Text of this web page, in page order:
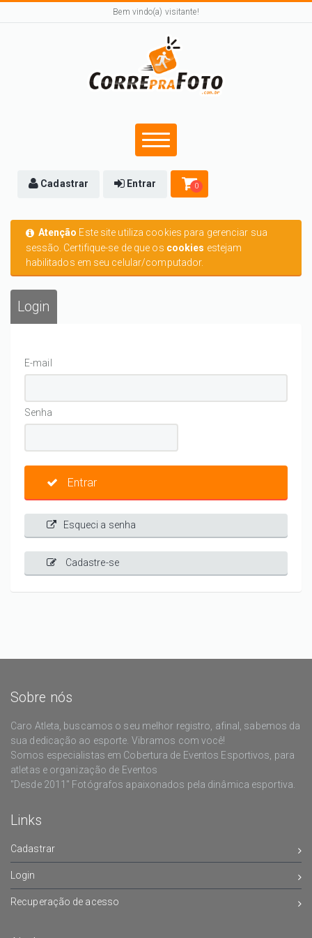
Bem vindo(a) visitante!
Cadastrar Entrar 0
Atenção Este site utiliza cookies para gerenciar sua
sessão. Certifique-se de que os cookies estejam
habilitados em seu celular/computador.
Login
E-mail
Senha
Entrar
Esqueci a senha
Cadastre-se
Sobre nós
Caro Atleta, buscamos o seu melhor registro, afinal, sabemos da
sua dedicação ao esporte. Vibramos com você!
Somos especialistas em Cobertura de Eventos Esportivos, para
atletas e organização de Eventos
"Desde 2011" Fotógrafos apaixonados pela dinâmica esportiva.
Links
Cadastrar
Login
Recuperação de acesso